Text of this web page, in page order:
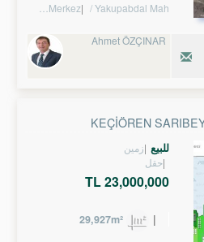
/ Merkez / Yakupabdal Mah.
Ahmet ÖZÇINAR
KEÇİÖREN
للبيع زمین
حقل
23,000,000 TL